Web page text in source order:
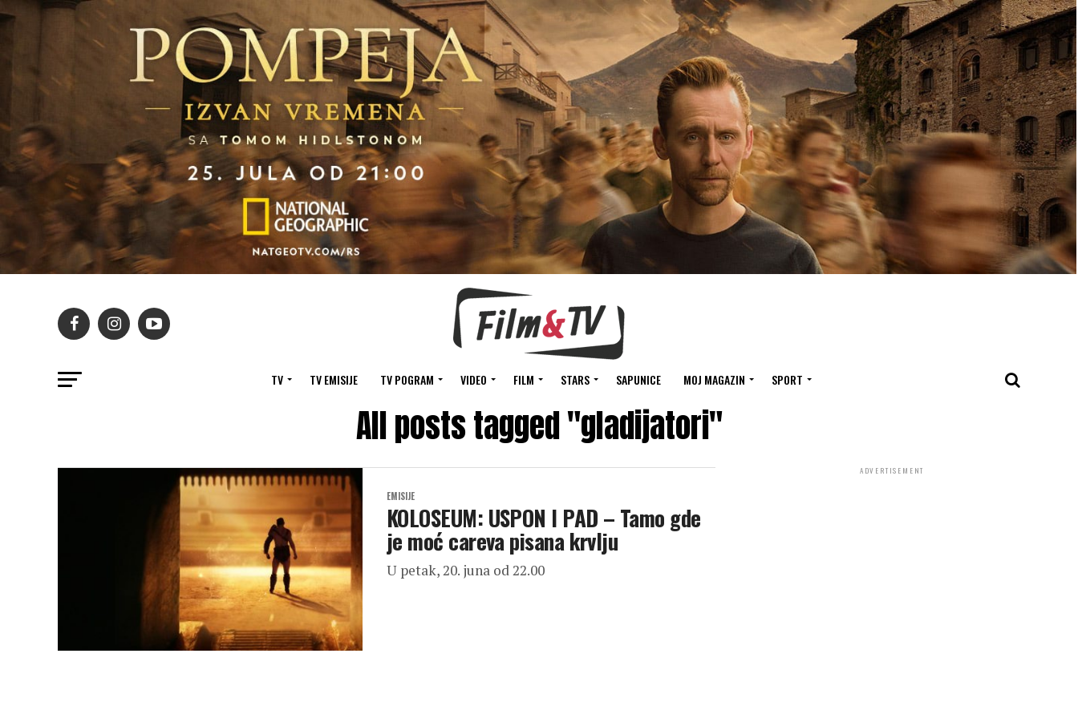
TV TV EMISIJE TV POGRAM VIDEO FILM STARS SAPUNICE MOJ MAGAZIN SPORT
All posts tagged "gladijatori"
EMISIJE
KOLOSEUM: USPON I PAD – Tamo gde
je moć careva pisana krvlju
U petak, 20. juna od 22.00
ADVERTISEMENT